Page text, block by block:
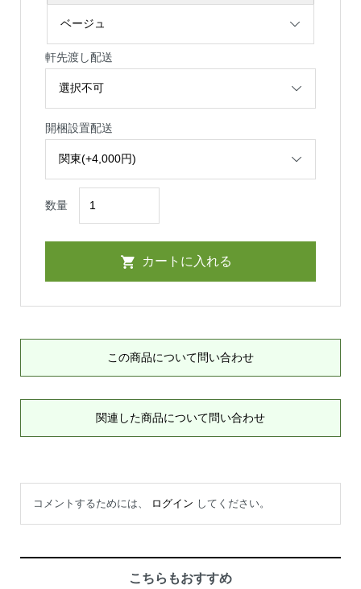
軒先渡し配送
開梱設置配送
数量
この商品について問い合わせ
関連した商品について問い合わせ
コメントするためには、 ログイン してください。
こちらもおすすめ